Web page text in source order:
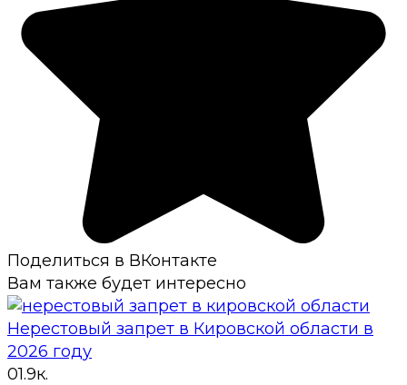
Поделиться в ВКонтакте
Вам также будет интересно
Нерестовый запрет в Кировской области в
2026 году
01.9к.